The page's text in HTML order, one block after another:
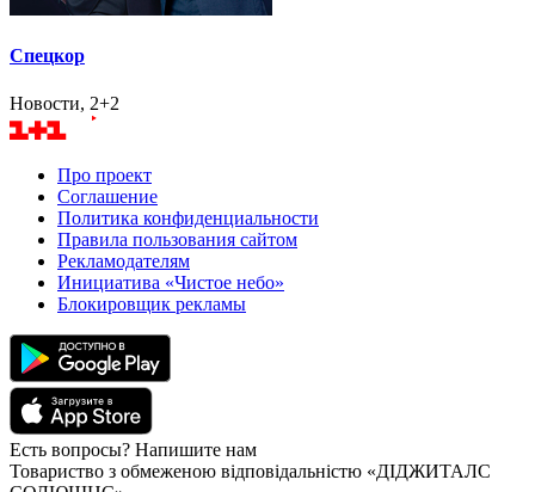
Спецкор
Новости, 2+2
Про проект
Соглашение
Политика конфиденциальности
Правила пользования сайтом
Рекламодателям
Инициатива «Чистое небо»
Блокировщик рекламы
Есть вопросы? Напишите нам
Товариство з обмеженою відповідальністю «ДІДЖИТАЛС